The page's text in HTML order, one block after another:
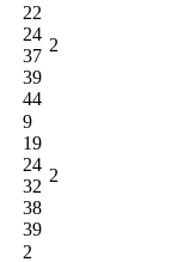
22
24
37
39
44
2
9
19
24
32
38
39
2
2